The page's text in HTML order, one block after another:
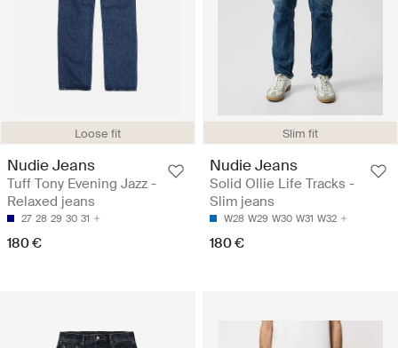
Loose fit
Nudie Jeans
Tuff Tony Evening Jazz -
Relaxed jeans
27 28 29 30 31
180 €
Slim fit
Nudie Jeans
Solid Ollie Life Tracks -
Slim jeans
W28 W29 W30 W31 W32
180 €